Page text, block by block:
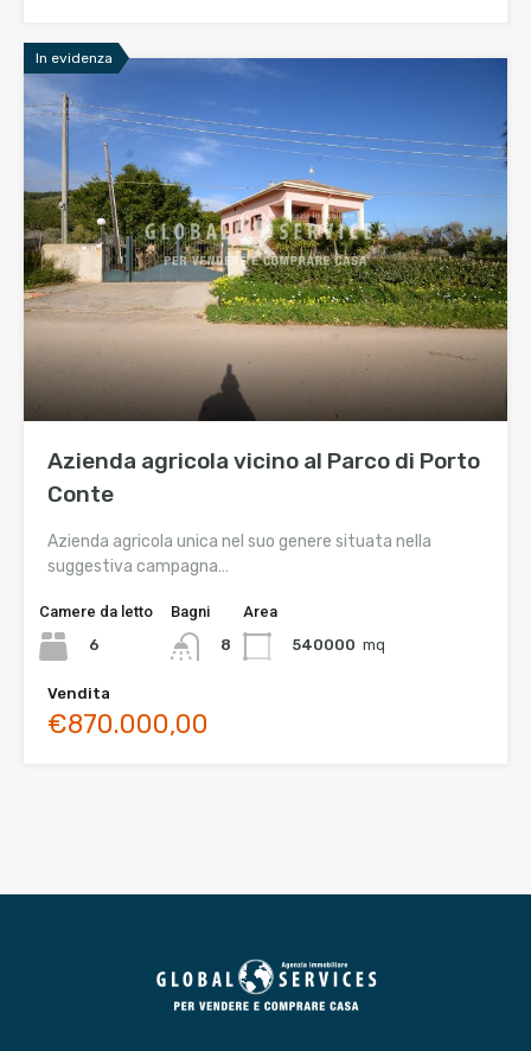
In evidenza
Azienda agricola vicino al Parco di Porto
Conte
Azienda agricola unica nel suo genere situata nella
suggestiva campagna…
Camere da letto
6
Bagni
8
Area
540000 mq
Vendita
€870.000,00